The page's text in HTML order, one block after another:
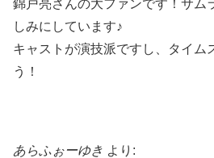
錦戸亮さんの大ファンです！サム
しみにしています♪
キャストが演技派ですし、タイム
う！
あらふぉーゆき より: